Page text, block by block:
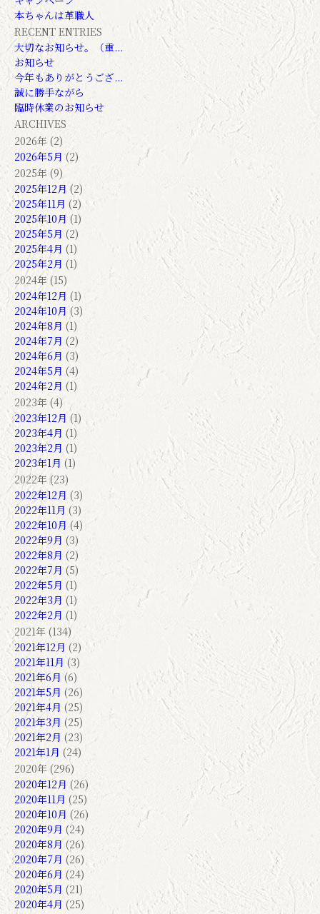
本ちゃんは革職人
RECENT ENTRIES
大切なお知らせ。（重...
お知らせ
今年もありがとうござ...
誠に勝手ながら
臨時休業のお知らせ
ARCHIVES
2026年 (2)
2026年5月 (2)
2025年 (9)
2025年12月 (2)
2025年11月 (2)
2025年10月 (1)
2025年5月(2)
2025年4月 (1)
2025年2月 (1)
2024年 (15)
2024年12月 (1)
2024年10月 (3)
2024年8月 (1)
2024年7月 (2)
2024年6月 (3)
2024年5月 (4)
2024年2月 (1)
2023年 (4)
2023年12月 (1)
2023年4月 (1)
2023年2月 (1)
2023年1月 (1)
2022年 (23)
2022年12月 (3)
2022年11月 (3)
2022年10月 (4)
2022年9月 (3)
2022年8月 (2)
2022年7月 (5)
2022年5月 (1)
2022年3月 (1)
2022年2月 (1)
2021年 (134)
2021年12月 (2)
2021年11月 (3)
2021年6月 (6)
2021年5月 (26)
2021年4月 (25)
2021年3月 (25)
2021年2月 (23)
2021年1月 (24)
2020年 (296)
2020年12月 (26)
2020年11月 (25)
2020年10月 (26)
2020年9月 (24)
2020年8月 (26)
2020年7月 (26)
2020年6月 (24)
2020年5月 (21)
2020年4月 (25)